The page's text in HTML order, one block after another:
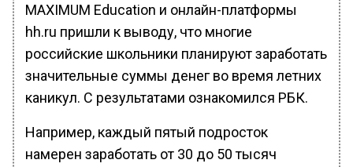
MAXIMUM Education и онлайн-платформы
hh.ru пришли к выводу, что многие
российские школьники планируют заработать
значительные суммы денег во время летних
каникул. С результатами ознакомился РБК.
Например, каждый пятый подросток
намерен заработать от 30 до 50 тысяч